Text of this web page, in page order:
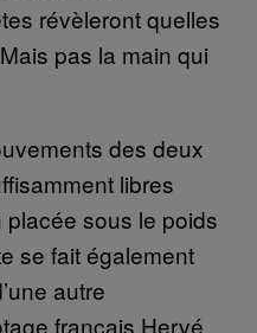
révèleront quelles
pas la main qui
des deux
libres
sous le poids
se fait également
autre
français Hervé